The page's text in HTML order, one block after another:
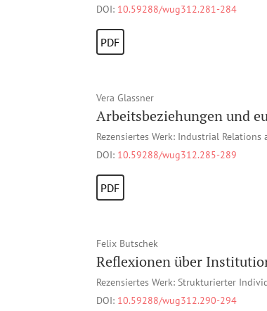
DOI: 10.59288/wug312.281-284
PDF
Vera Glassner
Arbeitsbeziehungen und
Rezensiertes Werk: Industrial
DOI: 10.59288/wug312.285-289
PDF
Felix Butschek
Reflexionen über
Rezensiertes Werk: Strukturierter
DOI: 10.59288/wug312.290-294